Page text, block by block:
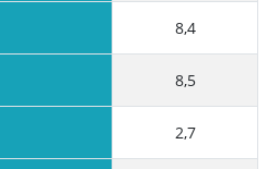
8,4
8,5
2,7